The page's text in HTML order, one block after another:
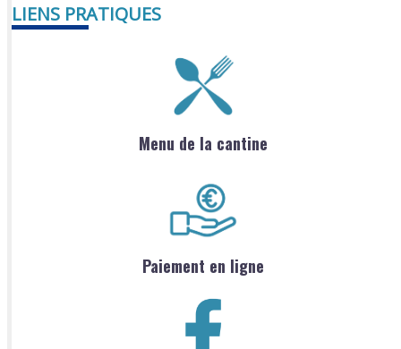
LIENS PRATIQUES
Menu de la cantine
Paiement en ligne